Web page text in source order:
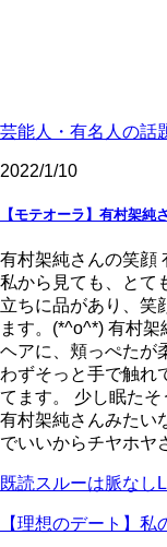
芸能人・有名人の話
2022/1/10
【モテオーラ】有村架純
有村架純さんの笑顔
私から見ても、とて
立ちに品があり、笑
ます。(*^o^*) 有村
ヘアに、頬っぺたが
わずそっと手で触れ
てます。 少し眠た
有村架純さんみたい
でいいからチヤホヤ
既読スルーは脈なし
【理想のデート】